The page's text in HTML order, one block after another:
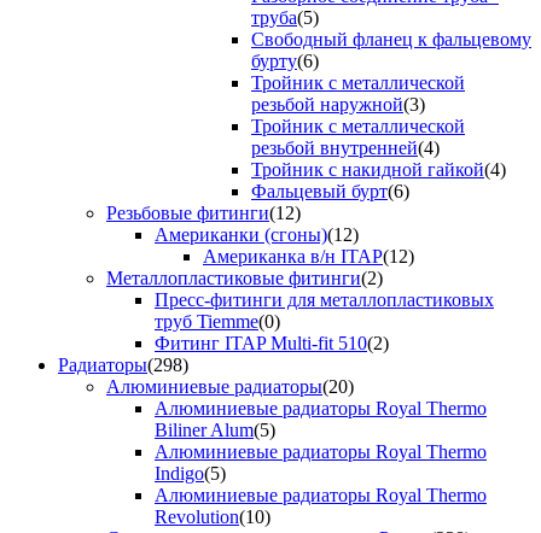
труба(5)
Свободный фланец к фальцевому
бурту(6)
Тройник с металлической
резьбой наружной(3)
Тройник с металлической
резьбой внутренней(4)
Тройник с накидной гайкой(4)
Фальцевый бурт(6)
Резьбовые фитинги(12)
Американки (сгоны)(12)
Американка в/н ITAP(12)
Металлопластиковые фитинги(2)
Пресс-фитинги для металлопластиковых
труб Tiemme(0)
Фитинг ITAP Multi-fit 510(2)
Радиаторы(298)
Алюминиевые радиаторы(20)
Алюминиевые радиаторы Royal Thermo
Biliner Alum(5)
Алюминиевые радиаторы Royal Thermo
Indigo(5)
Алюминиевые радиаторы Royal Thermo
Revolution(10)